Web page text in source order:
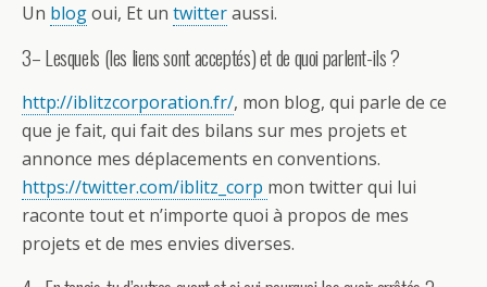
Un blogoui, Et un twitteraussi.
3– Lesquels (les liens sont acceptés) et de quoi parlent-ils ?
http://iblitzcorporation.fr/, mon blog, qui parle de ce
que je fait, qui fait des bilans sur mes projets et
annonce mes déplacements en conventions.
https://twitter.com/iblitz_corp mon twitter qui lui
raconte tout et n’importe quoi à propos de mes
projets et de mes envies diverses.